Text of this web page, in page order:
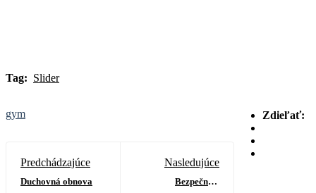
Tag: Slider
Zdieľať:
gym
Predchádzajúce
Duchovná obnova
Nasledujúce
Bezpečne v